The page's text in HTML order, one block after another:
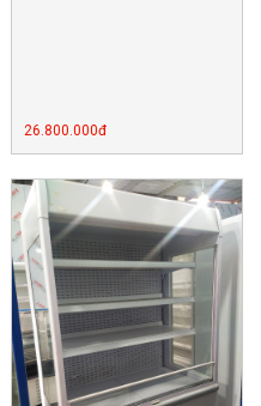
26.800.000đ